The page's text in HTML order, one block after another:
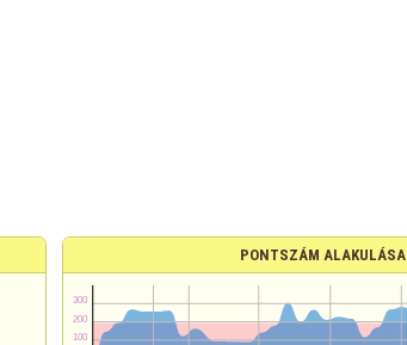
PONTSZÁM ALAKULÁSA